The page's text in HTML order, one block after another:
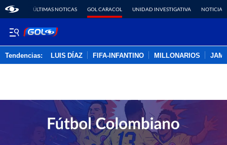
ÚLTIMAS NOTICAS GOL CARACOL UNIDAD INVESTIGATIVA NOTICIAS
Tendencias: LUIS DÍAZ FIFA-INFANTINO MILLONARIOS